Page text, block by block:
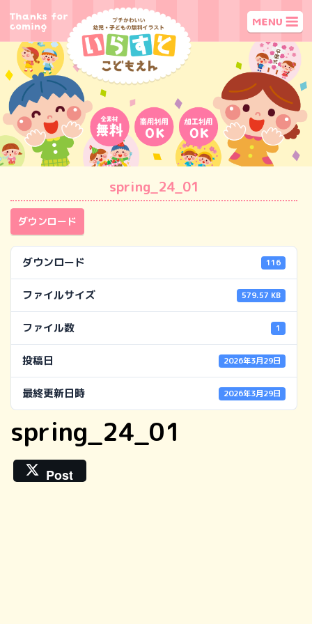
spring_24_01
ダウンロード
ダウンロード 116
ファイルサイズ 579.57 KB
ファイル数 1
投稿日 2026年3月29日
最終更新日時 2026年3月29日
spring_24_01
Post